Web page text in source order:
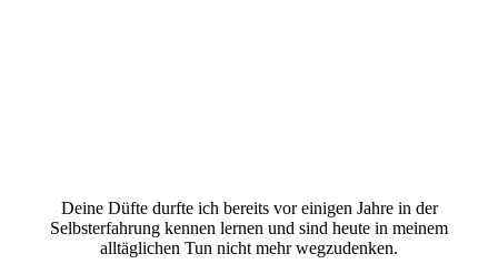
Deine Düfte durfte ich bereits vor einigen Jahre in der
Selbsterfahrung kennen lernen und sind heute in meinem
alltäglichen Tun nicht mehr wegzudenken.